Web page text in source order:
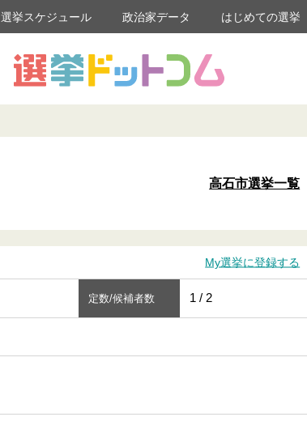
選挙スケジュール 政治家データ はじめての選挙
高石市選挙一覧
My選挙に登録する
定数/候補者数 1 / 2